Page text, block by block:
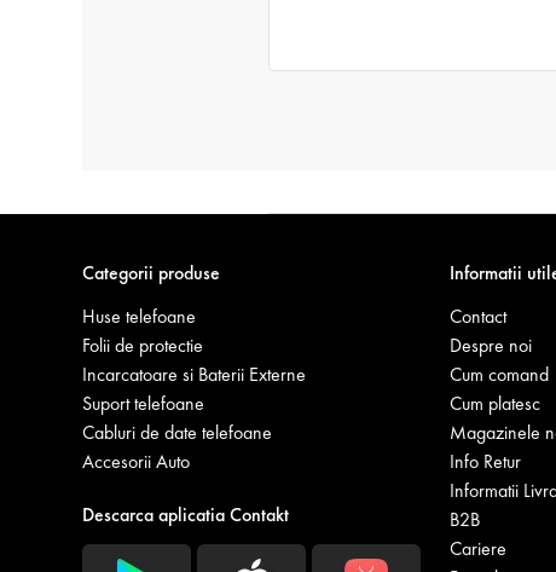
Categorii produse
Huse telefoane
Folii de protectie
Incarcatoare si Baterii Externe
Suport telefoane
Cabluri de date telefoane
Accesorii Auto
Descarca aplicatia Contakt
Informatii
Contact
Despre noi
Cum comand
Cum platesc
Magazinele
Info Retur
Informatii
B2B
Cariere